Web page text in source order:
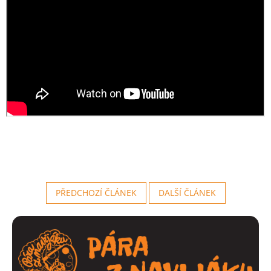
PŘEDCHOZÍ ČLÁNEK DALŠÍ ČLÁNEK